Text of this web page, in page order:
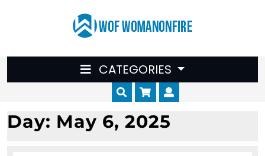
CATEGORIES
Cart
Day: May 6, 2025